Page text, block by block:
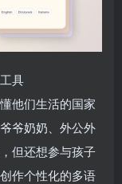
具
他们生活的国家
爷奶奶、外公外
但还想参与孩子
作个性化的多语